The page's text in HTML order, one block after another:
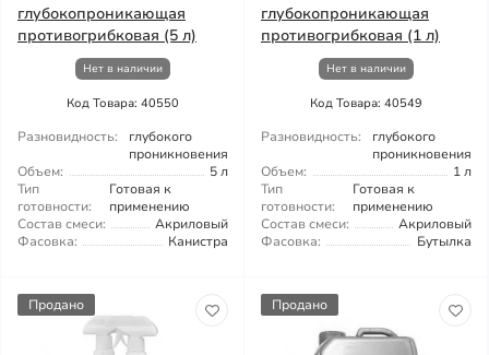
глубокопроникающая
противогрибковая (5 л)
Нет в наличии
Код Товара: 40550
Разновидность:
глубокого
проникновения
Объем:
5 л
Тип
готовности:
Готовая к
применению
Состав смеси:
Акриловый
Фасовка:
Канистра
глубокопроникающая
противогрибковая (1 л)
Нет в наличии
Код Товара: 40549
Разновидность:
глубокого
проникновения
Объем:
1 л
Тип
готовности:
Готовая к
применению
Состав смеси:
Акриловый
Фасовка:
Бутылка
Продано Продано